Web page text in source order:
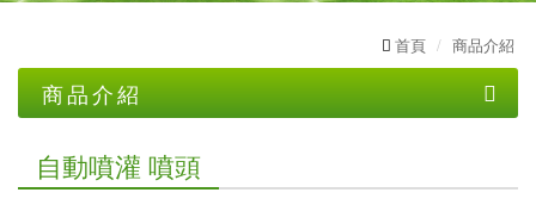
首頁 商品介紹
商品介紹
自動噴灌 電磁閥
自動噴灌 噴頭